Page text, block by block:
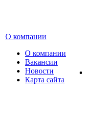
О компании
О компании
Вакансии
Новости
Карта сайта